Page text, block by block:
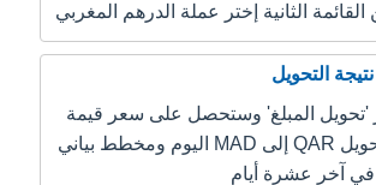
الثانية إختر عملة الدرهم المغربي
المبلغ' وستحصل على سعر قيمة
المبلغ وسعر تحويل QAR إلى MAD اليوم ومخطط بياني
في آخر عشرة أيام